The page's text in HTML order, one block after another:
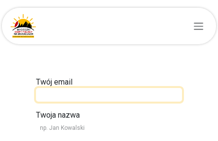
Przejdź do zawartości
Twój email
Twoja nazwa